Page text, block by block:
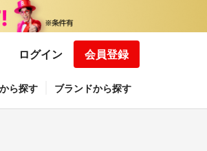
ログイン 会員登録
ら探す ブランドから探す